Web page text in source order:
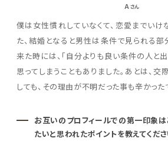
Aさん
僕は女性慣れしていなくて、恋愛までいけ
た、結婚となると男性は条件で見られる部
来た時には、「自分よりも良い条件の人と
思ってしまうこともありました。あとは、
しても、その理由が不明だった事も辛かった
お互いのプロフィールでの第一印象は
たいと思われたポイントを教えてくださ